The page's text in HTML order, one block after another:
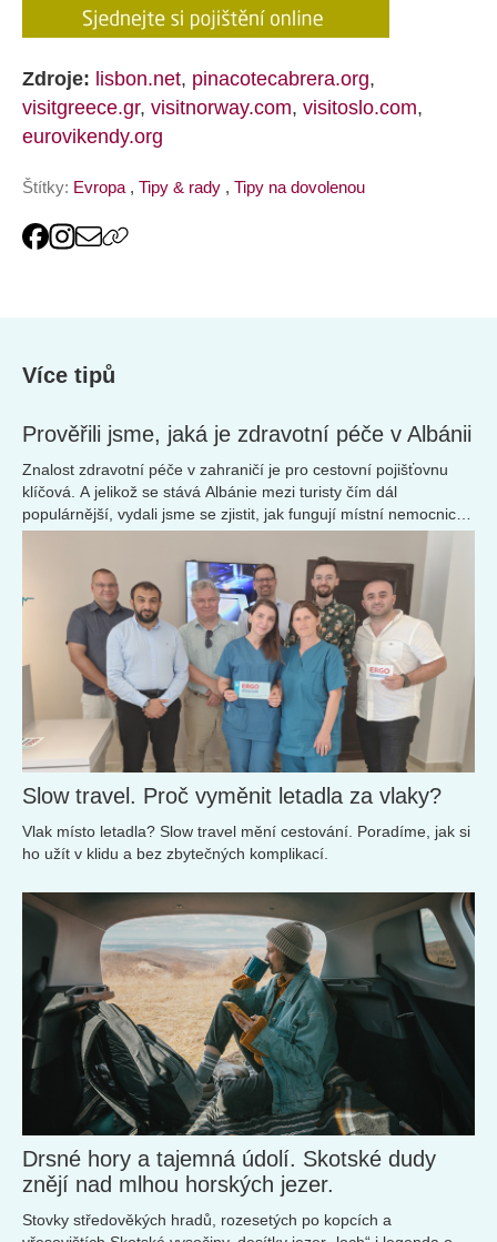
Zdroje: lisbon.net, pinacotecabrera.org,
visitgreece.gr, visitnorway.com, visitoslo.com,
eurovikendy.org
Štítky: Evropa , Tipy & rady , Tipy na dovolenou
Více tipů
Prověřili jsme, jaká je zdravotní péče v Albánii
Znalost zdravotní péče v zahraničí je pro cestovní pojišťovnu
klíčová. A jelikož se stává Albánie mezi turisty čím dál
populárnější, vydali jsme se zjistit, jak fungují místní nemocnice,
kliniky a jaká je zde dostupnost lékařské pomoci pro české
Slow travel. Proč vyměnit letadla za vlaky?
Vlak místo letadla? Slow travel mění cestování. Poradíme, jak si
ho užít v klidu a bez zbytečných komplikací.
Drsné hory a tajemná údolí. Skotské dudy
znějí nad mlhou horských jezer.
Stovky středověkých hradů, rozesetých po kopcích a